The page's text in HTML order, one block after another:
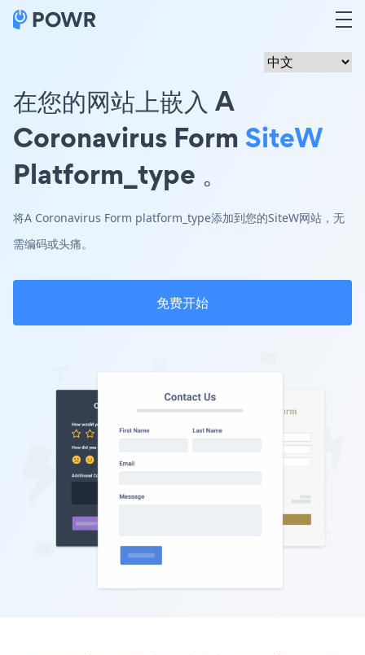
在您的网站上嵌入 A
Coronavirus Form SiteW
Platform_type 。
将A Coronavirus Form platform_type添加到您的SiteW网站，无
需编码或头痛。
免费开始